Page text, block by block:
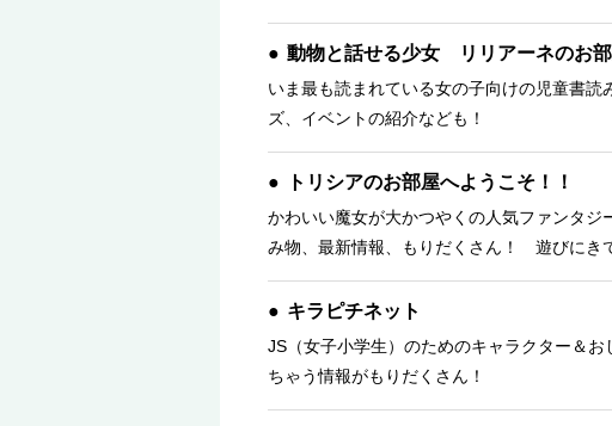
動物と話せる少女 リリアーネのお
いま最も読まれている女の子向けの児童書
ズ、イベントの紹介なども！
トリシアのお部屋へようこそ！！
かわいい魔女が大かつやくの人気ファンタ
み物、最新情報、もりだくさん！ 遊びにき
キラピチネット
JS（女子小学生）のためのキャラクター＆
ちゃう情報がもりだくさん！